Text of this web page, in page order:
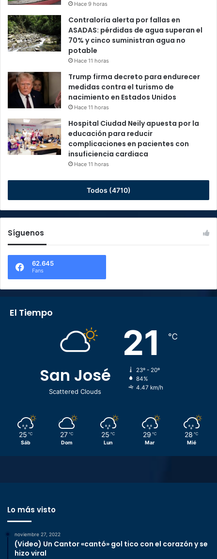
Hace 9 horas
Contraloría alerta por fallas en
ASADAS: pérdidas de agua superan el
70% y cinco suministran agua no
potable
Hace 11 horas
Trump firma decreto para endurecer
medidas contra el turismo de
nacimiento en Estados Unidos
Hace 11 horas
Hospital Ciudad Neily apuesta por la
educación para reducir
complicaciones en pacientes con
insuficiencia cardiaca
Hace 11 horas
Todos (4710)
Síguenos
62.645
Fans
El Tiempo
San José
Scattered Clouds
21 ℃
23º - 20º
84%
4.47 km/h
25 ℃
Sáb
27 ℃
Dom
25 ℃
Lun
29 ℃
Mar
28 ℃
Mié
Lo más visto
noviembre 27, 2022
(Video) Un Cantor «cantó» gol tico con el corazón y se
hizo viral